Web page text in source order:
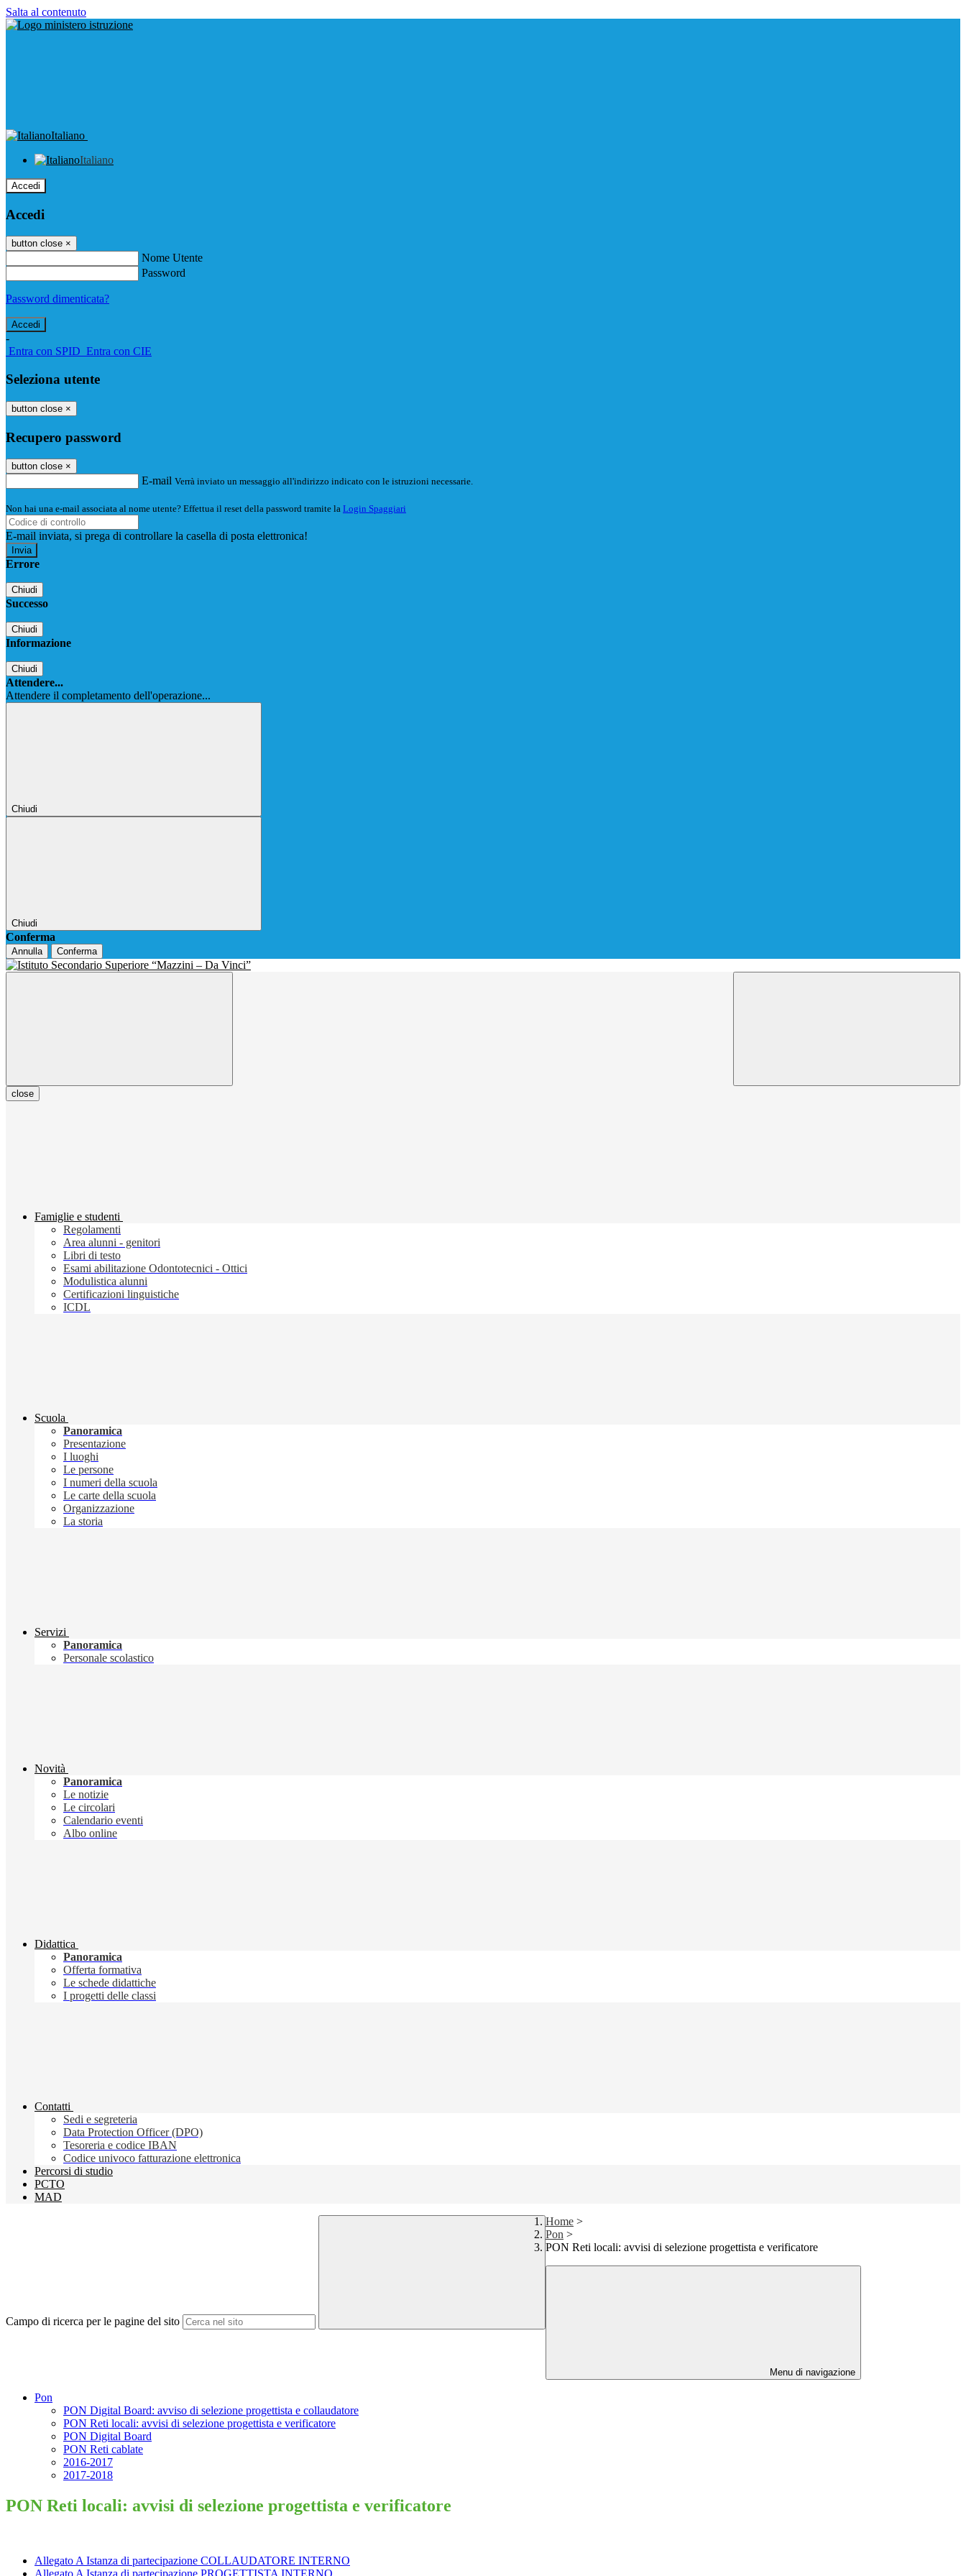
Salta al contenuto
Italiano
Italiano
Accedi
Accedi
button close ×
Nome Utente
Password
Password dimenticata?
-
Entra con SPID Entra con CIE
Seleziona utente
button close ×
Recupero password
button close ×
E-mail Verrà inviato un messaggio all'indirizzo indicato con le istruzioni necessarie.
Non hai una e-mail associata al nome utente? Effettua il reset della password tramite la Login Spaggiari
E-mail inviata, si prega di controllare la casella di posta elettronica!
Errore
Chiudi
Successo
Chiudi
Informazione
Chiudi
Attendere...
Attendere il completamento dell'operazione...
Chiudi
Chiudi
Conferma
Annulla Conferma
close
Famiglie e studenti
Regolamenti
Area alunni - genitori
Libri di testo
Esami abilitazione Odontotecnici - Ottici
Modulistica alunni
Certificazioni linguistiche
ICDL
Scuola
Panoramica
Presentazione
I luoghi
Le persone
I numeri della scuola
Le carte della scuola
Organizzazione
La storia
Servizi
Panoramica
Personale scolastico
Novità
Panoramica
Le notizie
Le circolari
Calendario eventi
Albo online
Didattica
Panoramica
Offerta formativa
Le schede didattiche
I progetti delle classi
Contatti
Sedi e segreteria
Data Protection Officer (DPO)
Tesoreria e codice IBAN
Codice univoco fatturazione elettronica
Percorsi di studio
PCTO
MAD
Campo di ricerca per le pagine del sito
Home >
Pon >
PON Reti locali: avvisi di selezione progettista e verificatore
Menu di navigazione
Pon
PON Digital Board: avviso di selezione progettista e collaudatore
PON Reti locali: avvisi di selezione progettista e verificatore
PON Digital Board
PON Reti cablate
2016-2017
2017-2018
PON Reti locali: avvisi di selezione progettista e verificatore
Allegato A Istanza di partecipazione COLLAUDATORE INTERNO